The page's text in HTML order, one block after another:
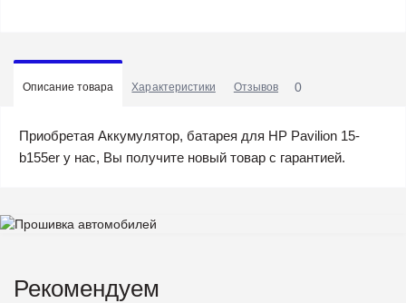
Описание товара Характеристики Отзывов 0
Приобретая Аккумулятор, батарея для HP Pavilion 15-
b155er у нас, Вы получите новый товар с гарантией.
Рекомендуем